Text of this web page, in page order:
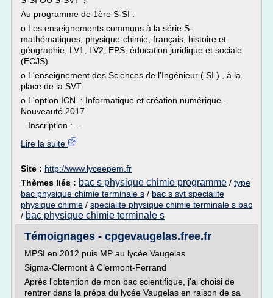
Au programme de 1ère S-SI :
o Les enseignements communs à la série S :
mathématiques, physique-chimie, français, histoire et
géographie, LV1, LV2, EPS, éducation juridique et sociale
(ECJS)
o L'enseignement des Sciences de l'Ingénieur ( SI ) , à la
place de la SVT.
o L'option ICN : Informatique et création numérique .
Nouveauté 2017
Inscription :...
Lire la suite
Site : http://www.lyceepem.fr
Thèmes liés : bac s physique chimie programme / type
bac physique chimie terminale s / bac s svt specialite
physique chimie / specialite physique chimie terminale s bac
/ bac physique chimie terminale s
Témoignages - cpgevaugelas.free.fr
MPSI en 2012 puis MP au lycée Vaugelas
Sigma-Clermont à Clermont-Ferrand
Après l'obtention de mon bac scientifique, j'ai choisi de
rentrer dans la prépa du lycée Vaugelas en raison de sa